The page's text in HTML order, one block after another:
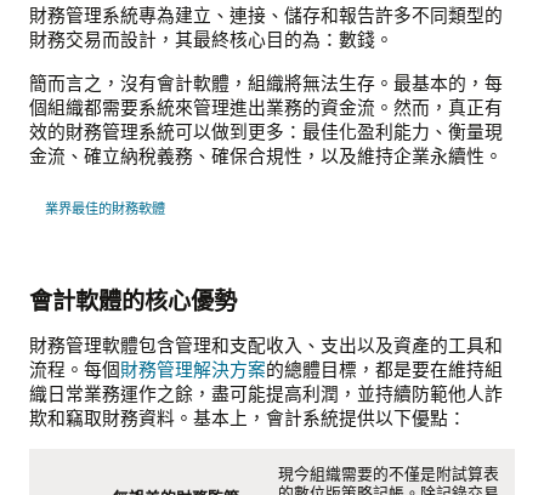
財務管理系統專為建立、連接、儲存和報告許多不同類型的
財務交易而設計，其最終核心目的為：數錢。
簡而言之，沒有會計軟體，組織將無法生存。最基本的，每
個組織都需要系統來管理進出業務的資金流。然而，真正有
效的財務管理系統可以做到更多：最佳化盈利能力、衡量現
金流、確立納稅義務、確保合規性，以及維持企業永續性。
業界最佳的財務軟體
會計軟體的核心優勢
財務管理軟體包含管理和支配收入、支出以及資產的工具和
流程。每個財務管理解決方案的總體目標，都是要在維持組
織日常業務運作之餘，盡可能提高利潤，並持續防範他人詐
欺和竊取財務資料。基本上，會計系統提供以下優點：
現今組織需要的不僅是附試算表